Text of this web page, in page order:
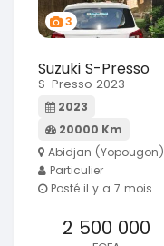
3
Suzuki S-Presso
S-Presso 2023
2023
20000 Km
Abidjan (Yopougon)
Particulier
Posté il y a 7 mois
2 500 000